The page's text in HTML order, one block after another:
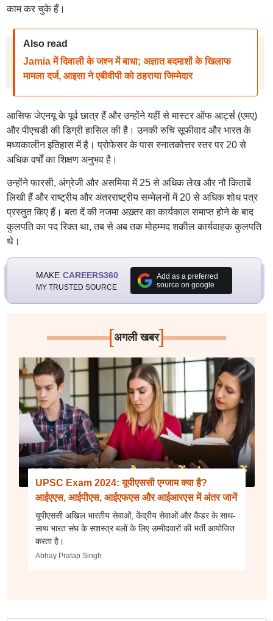
काम कर चुके हैं।
Also read
Jamia में दिवाली के जश्न में बाधा; अज्ञात बदमाशों के खिलाफ
मामला दर्ज, आइसा ने एबीवीपी को ठहराया जिम्मेदार
आसिफ जेएनयू के पूर्व छात्र हैं और उन्होंने यहीं से मास्टर ऑफ आर्ट्स (एमए)
और पीएचडी की डिग्री हासिल की है। उनकी रुचि सूफीवाद और भारत के
मध्यकालीन इतिहास में है। प्रोफेसर के पास स्नातकोत्तर स्तर पर 20 से
अधिक वर्षों का शिक्षण अनुभव है।
उन्होंने फारसी, अंग्रेजी और असमिया में 25 से अधिक लेख और नौ किताबें
लिखी हैं और राष्ट्रीय और अंतरराष्ट्रीय सम्मेलनों में 20 से अधिक शोध पत्र
प्रस्तुत किए हैं। बता दें की नजमा अख़्तर का कार्यकाल समाप्त होने के बाद
कुलपति का पद रिक्त था, तब से अब तक मोहम्मद शकील कार्यवाहक कुलपति
थे।
MAKE CAREERS360
MY TRUSTED SOURCE
Add as a preferred
source on google
[अगली खबर]
UPSC Exam 2024: यूपीएससी एग्जाम क्या है?
आईएएस, आईपीएस, आईएफएस और आईआरएस में अंतर जानें
यूपीएससी अखिल भारतीय सेवाओं, केंद्रीय सेवाओं और कैडर के साथ-
साथ भारत संघ के सशस्त्र बलों के लिए उम्मीदवारों की भर्ती आयोजित
करता है।
Abhay Pratap Singh